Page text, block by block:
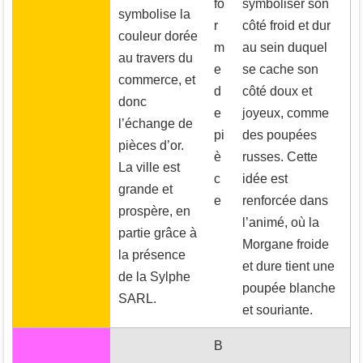
symbolise la
couleur dorée
au travers du
commerce, et
donc
l’échange de
pièces d’or.
La ville est
grande et
prospère, en
partie grâce à
la présence
de la Sylphe
SARL.
fo
r
m
e
d
e
pi
è
c
e
symboliser son
côté froid et dur
au sein duquel
se cache son
côté doux et
joyeux, comme
des poupées
russes. Cette
idée est
renforcée dans
l’animé, où la
Morgane froide
et dure tient une
poupée blanche
et souriante.
B